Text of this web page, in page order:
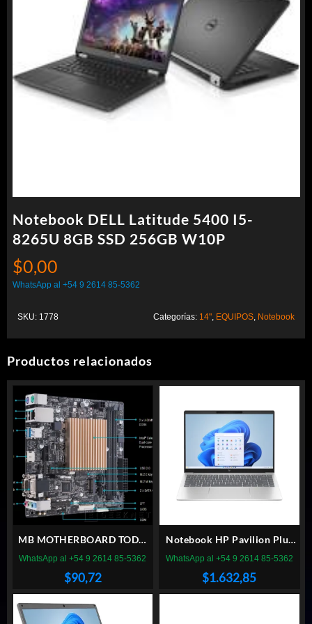
Notebook DELL Latitude 5400 I5-
8265U 8GB SSD 256GB W10P
$0,00
WhatsApp al +54 9 2614 85-5362
SKU: 1778 Categorías: 14" EQUIPOS Notebook
Productos relacionados
MB MOTHERBOARD TODO
EN UNO ASUS PRIME
$90,72
WhatsApp al +54 9 2614 85-5362
Notebook HP Pavilion Plus
U5-125H 14″ 16GB/512
$1.632,85
WhatsApp al +54 9 2614 85-5362